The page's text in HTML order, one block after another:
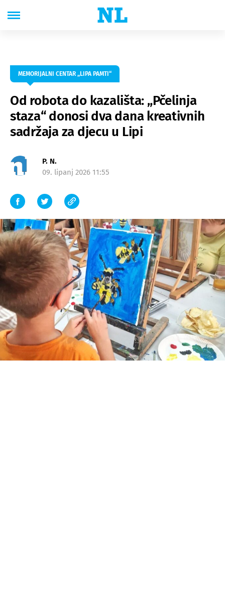
MEMORIJALNI CENTAR „LIPA PAMTI“
Od robota do kazališta: „Pčelinja
staza“ donosi dva dana kreativnih
sadržaja za djecu u Lipi
P. N.
09. lipanj 2026 11:55